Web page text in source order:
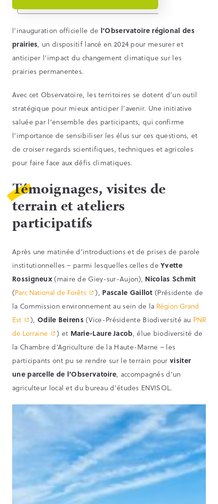
l’inauguration officielle de l’Observatoire régional des
prairies, un dispositif lancé en 2024 pour mesurer et
anticiper l’impact du changement climatique sur les
prairies permanentes.
Avec cet Observatoire, les territoires se dotent d’un outil
stratégique pour mieux anticiper l’avenir. Une initiative
saluée par l’ensemble des participants, qui confirme
l’importance de sensibiliser les élus sur ces questions, et
de croiser regards scientifiques, techniques et agricoles
pour faire face aux défis climatiques.
Témoignages, visites de
terrain et ateliers
participatifs
Après une matinée d’introductions et de prises de parole
institutionnelles – parmi lesquelles celles deYvette
Rossigneux(maire de Giey-sur-Aujon), Nicolas Schmit
(Parc National de Forêts ), Pascale Gaillot (Présidente de
la Commission environnement au sein de la Région Grand
Est
), Odile Beirens (Vice-Présidente Biodiversité au PNR
de Lorraine
) et Marie-Laure Jacob, élue biodiversité de
la Chambre d’Agriculture de la Haute-Marne – les
participants ont pu se rendre sur le terrain pour visiter
uneparcelle de l’Observatoire, accompagnés d’un
agriculteur local et du bureau d’études ENVISOL.